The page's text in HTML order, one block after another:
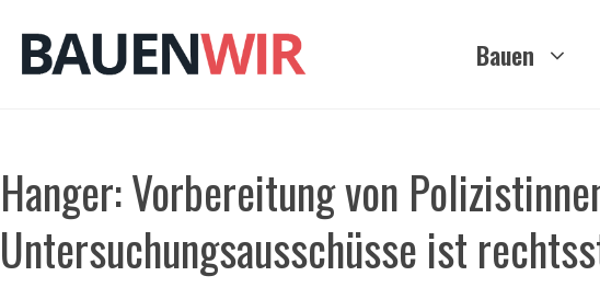
Inhalt
springen
Bauen
Hanger: Vorbereitung von
Untersuchungsausschüsse ist